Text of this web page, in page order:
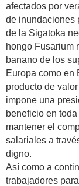
afectados por
de inundaciones
de la Sigatoka
hongo Fusarium
banano de los
Europa como en
producto de
impone una
beneficio en
mantener el
salariales a
digno.
Así como a
trabajadores